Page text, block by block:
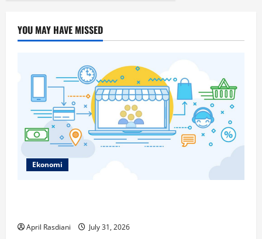
YOU MAY HAVE MISSED
Ekonomi
April Rasdiani July 31, 2026